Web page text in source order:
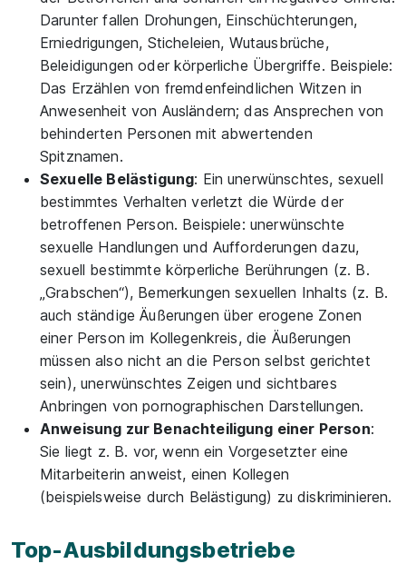
Darunter fallen Drohungen, Einschüchterungen,
Erniedrigungen, Sticheleien, Wutausbrüche,
Beleidigungen oder körperliche Übergriffe. Beispiele:
Das Erzählen von fremdenfeindlichen Witzen in
Anwesenheit von Ausländern; das Ansprechen von
behinderten Personen mit abwertenden
Spitznamen.
Sexuelle Belästigung: Ein unerwünschtes, sexuell
bestimmtes Verhalten verletzt die Würde der
betroffenen Person. Beispiele: unerwünschte
sexuelle Handlungen und Aufforderungen dazu,
sexuell bestimmte körperliche Berührungen (z. B.
„Grabschen“), Bemerkungen sexuellen Inhalts (z. B.
auch ständige Äußerungen über erogene Zonen
einer Person im Kollegenkreis, die Äußerungen
müssen also nicht an die Person selbst gerichtet
sein), unerwünschtes Zeigen und sichtbares
Anbringen von pornographischen Darstellungen.
Anweisung zur Benachteiligung einer Person:
Sie liegt z. B. vor, wenn ein Vorgesetzter eine
Mitarbeiterin anweist, einen Kollegen
(beispielsweise durch Belästigung) zu diskriminieren.
Top-Ausbildungsbetriebe